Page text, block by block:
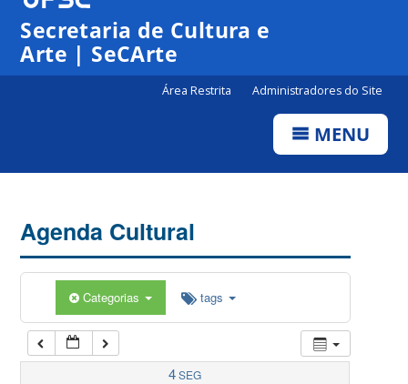
Secretaria de Cultura e
Arte | SeCArte
Área Restrita Administradores do Site
MENU
Agenda Cultural
Categorias tags
4SEG